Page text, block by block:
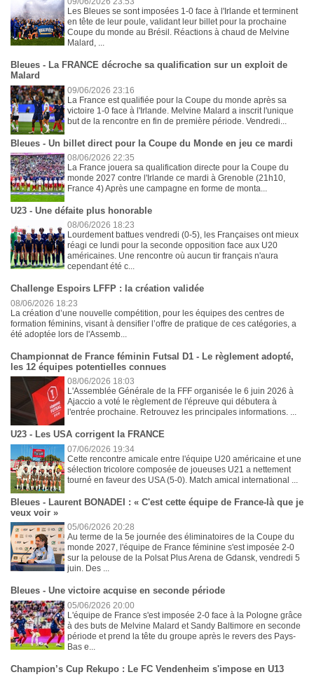
Les Bleues se sont imposées 1-0 face à l'Irlande et terminent
en tête de leur poule, validant leur billet pour la prochaine
Coupe du monde au Brésil. Réactions à chaud de Melvine
Malard, ...
Bleues - La FRANCE décroche sa qualification sur un exploit de
Malard
09/06/2026 23:16
La France est qualifiée pour la Coupe du monde après sa
victoire 1-0 face à l'Irlande. Melvine Malard a inscrit l'unique
but de la rencontre en fin de première période. Vendredi...
Bleues - Un billet direct pour la Coupe du Monde en jeu ce mardi
08/06/2026 22:35
La France jouera sa qualification directe pour la Coupe du
monde 2027 contre l'Irlande ce mardi à Grenoble (21h10,
France 4) Après une campagne en forme de monta...
U23 - Une défaite plus honorable
08/06/2026 18:23
Lourdement battues vendredi (0-5), les Françaises ont mieux
réagi ce lundi pour la seconde opposition face aux U20
américaines. Une rencontre où aucun tir français n'aura
cependant été c...
Challenge Espoirs LFFP : la création validée
08/06/2026 18:23
La création d’une nouvelle compétition, pour les équipes des centres de
formation féminins, visant à densifier l’offre de pratique de ces catégories, a
été adoptée lors de l'Assemb...
Championnat de France féminin Futsal D1 - Le règlement adopté,
les 12 équipes potentielles connues
08/06/2026 18:03
L'Assemblée Générale de la FFF organisée le 6 juin 2026 à
Ajaccio a voté le règlement de l'épreuve qui débutera à
l'entrée prochaine. Retrouvez les principales informations. ...
U23 - Les USA corrigent la FRANCE
07/06/2026 19:34
Cette rencontre amicale entre l'équipe U20 américaine et une
sélection tricolore composée de joueuses U21 a nettement
tourné en faveur des USA (5-0). Match amical international ...
Bleues - Laurent BONADEI : « C'est cette équipe de France-là que je
veux voir »
05/06/2026 20:28
Au terme de la 5e journée des éliminatoires de la Coupe du
monde 2027, l'équipe de France féminine s'est imposée 2-0
sur la pelouse de la Polsat Plus Arena de Gdansk, vendredi 5
juin. Des ...
Bleues - Une victoire acquise en seconde période
05/06/2026 20:00
L'équipe de France s'est imposée 2-0 face à la Pologne grâce
à des buts de Melvine Malard et Sandy Baltimore en seconde
période et prend la tête du groupe après le revers des Pays-
Bas e...
Champion’s Cup Rekupo : Le FC Vendenheim s'impose en U13